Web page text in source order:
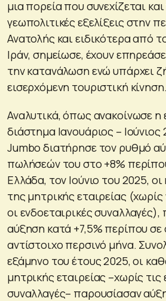
μια πορεία που συνεχίζεται
γεωπολιτικές εξελίξεις στην
Ανατολής και ειδικότερα από
Ιράν, σημείωσε, έχουν
την κατανάλωση ενώ υπάρχει
εισερχόμενη τουριστική κίνηση.
Αναλυτικά, όπως ανακοίνωσε η
διάστημα Ιανουάριος –
Jumbo διατήρησε τον ρυθμό
πωλήσεών του στο +8%
Ελλάδα, τον Ιούνιο του 2025,
της μητρικής εταιρείας
οι ενδοεταιρικές
αύξηση κατά +7,5% περίπου σε
αντίστοιχο περσινό μήνα.
εξάμηνο του έτους 2025, οι
μητρικής εταιρείας –χωρίς τις
συναλλαγές– παρουσίασαν